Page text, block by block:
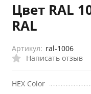
Цвет RAL
RAL
Написать отзыв
Артикул: ral-1006
HEX Color